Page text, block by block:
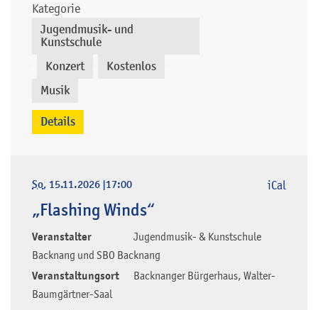
Kategorie
Jugendmusik- und
Kunstschule
Konzert Kostenlos
Musik
Details
So, 15.11.2026 |17:00
„Flashing Winds“
Veranstalter
Jugendmusik- & Kunstschule
Backnang und SBO Backnang
Veranstaltungsort
Backnanger Bürgerhaus, Walter-
Baumgärtner-Saal
iCal